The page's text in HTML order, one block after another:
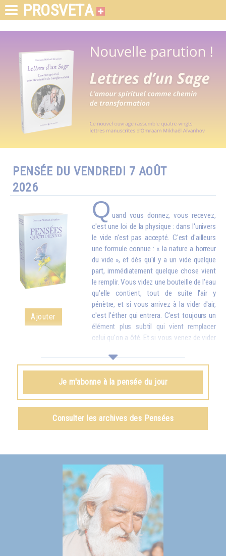
PROSVETA
PENSÉE DU VENDREDI 7 AOÛT
2026
Ajouter
Q uand vous donnez, vous recevez,
c'est une loi de la physique : dans l'univers
le vide n'est pas accepté. C'est d'ailleurs
une formule connue : « la nature a horreur
du vide », et dès qu'il y a un vide quelque
part, immédiatement quelque chose vient
le remplir. Vous videz une bouteille de l'eau
qu'elle contient, tout de suite l'air y
pénètre, et si vous arrivez à la vider d'air,
c'est l'éther qui entrera. C'est toujours un
élément plus subtil qui vient remplacer
celui qu'on a ôté. Et si vous venez de vider
les créatures, quelque chose d'en haut arrive tout de suite pour vous
remplir.
Omraam Mikhaël Aïvanhov
Voir le livreCréation artistique et création spirituelle,
Je m'abonne à la pensée du jour
Consulter les archives des Pensées